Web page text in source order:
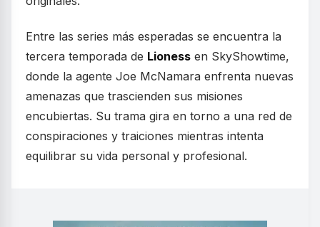
Entre las series más esperadas se encuentra la
tercera temporada de Lioness en SkyShowtime,
donde la agente Joe McNamara enfrenta nuevas
amenazas que trascienden sus misiones
encubiertas. Su trama gira en torno a una red de
conspiraciones y traiciones mientras intenta
equilibrar su vida personal y profesional.